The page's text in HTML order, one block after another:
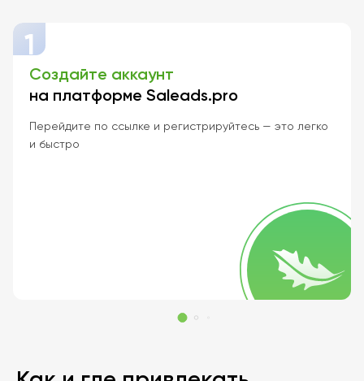
1
Создайте аккаунт
на платформе Saleads.pro
Перейдите по ссылке и регистрируйтесь — это легко
и быстро